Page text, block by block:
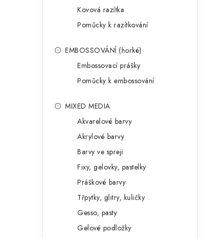
Kovová razítka
Pomůcky k razítkování
EMBOSSOVÁNÍ (horké)
Embossovací prášky
Pomůcky k embossování
MIXED MEDIA
Akvarelové barvy
Akrylové barvy
Barvy ve spreji
Fixy, gelovky, pastelky
Práškové barvy
Třpytky, glitry, kuličky
Gesso, pasty
Gelové podložky